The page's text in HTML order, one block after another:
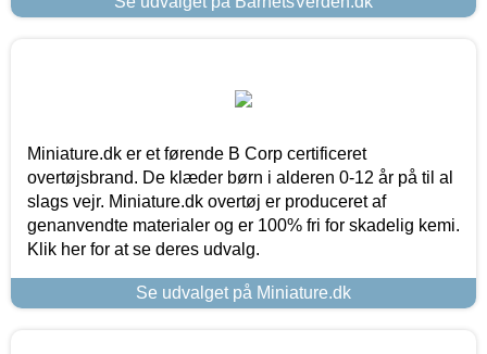
Miniature.dk er et førende B Corp certificeret
overtøjsbrand. De klæder børn i alderen 0-12 år på til al
slags vejr. Miniature.dk overtøj er produceret af
genanvendte materialer og er 100% fri for skadelig kemi.
Klik her for at se deres udvalg.
Se udvalget på Miniature.dk